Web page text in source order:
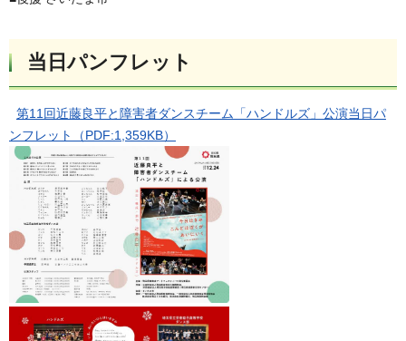
当日パンフレット
第11回近藤良平と障害者ダンスチーム「ハンドルズ」公演当日パ
ンフレット（PDF:1,359KB）